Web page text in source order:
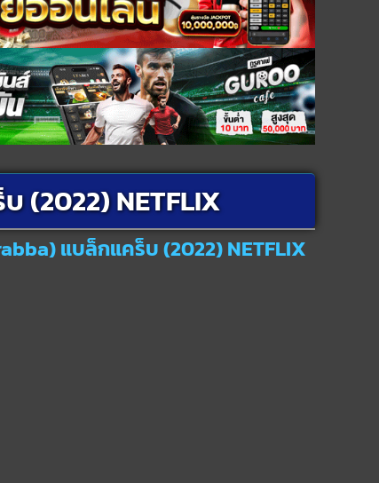
(2022) NETFLIX
แบล็กแคร็บ (2022) NETFLIX